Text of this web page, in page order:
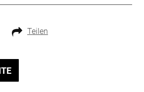
Teilen